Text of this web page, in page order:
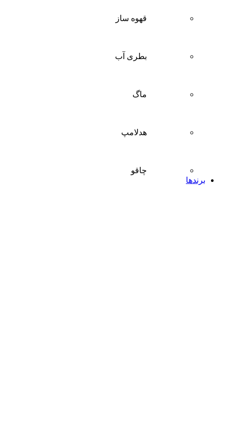
قهوه ساز
بطری آب
ماگ
هدلامپ
چاقو
برندها